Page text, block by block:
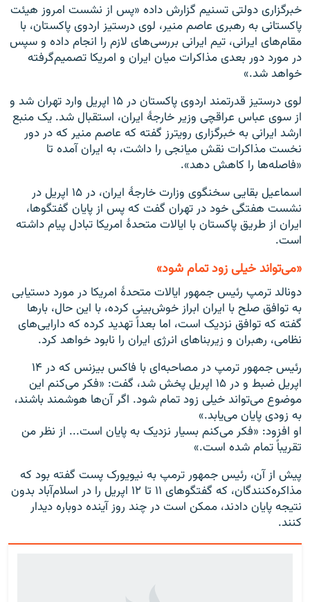
خبرگزاری دولتی تسنیم گزارش داده «پس از نشست امروز هیئت
پاکستانی به رهبری عاصم منیر، لوی درستیز اردوی پاکستان، با
مقام‌های ایرانی، تیم ایرانی بررسی‌های لازم را انجام داده و سپس
در مورد دور بعدی مذاکرات میان ایران و امریکا تصمیم‌گرفته
خواهد شد.»
لوی درستیز قدرتمند اردوی پاکستان در ۱۵ اپریل وارد تهران شد و
از سوی عباس عراقچی وزیر خارجۀ ایران، استقبال شد. یک منبع
ارشد ایرانی به خبرگزاری رویترز گفته که عاصم منیر که در دور
نخست مذاکرات نقش میانجی را داشت، به ایران آمده تا
«فاصله‌ها را کاهش دهد».
اسماعیل بقایی سخنگوی وزارت خارجۀ ایران، در ۱۵ اپریل در
نشست هفتگی خود در تهران گفت که پس از پایان گفتگوها،
ایران از طریق پاکستان با ایالات متحدۀ امریکا تبادل پیام داشته
است.
«می‌تواند خیلی زود تمام شود»
دونالد ترمپ رئیس جمهور ایالات متحدۀ امریکا در مورد دستیابی
به توافق صلح با ایران ابراز خوش‌بینی کرده، با این حال، بارها
گفته که توافق نزدیک است، اما بعداً تهدید کرده که دارایی‌های
نظامی، رهبران و زیربنا‌های انرژی ایران را نابود خواهد کرد.
رئیس جمهور ترمپ در مصاحبه‌ای با فاکس بیزنس که در ۱۴
اپریل ضبط و در ۱۵ اپریل پخش شد، گفت: «فکر می‌کنم این
موضوع می‌تواند خیلی زود تمام شود. اگر آن‌ها هوشمند باشند،
به زودی پایان می‌یابد.»
او افزود: «فکر می‌کنم بسیار نزدیک به پایان است... از نظر من
تقریباً تمام شده است.»
پیش از آن، رئیس جمهور ترمپ به نیویورک پست گفته بود که
مذاکره‌کنندگان، که گفتگوهای ۱۱ تا ۱۲ اپریل را در اسلام‌آباد بدون
نتیجه پایان دادند، ممکن است در چند روز آینده دوباره دیدار
کنند.